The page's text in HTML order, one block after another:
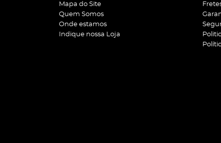
Mapa do Site
Quem Somos
Onde estamos
Indique nossa Loja